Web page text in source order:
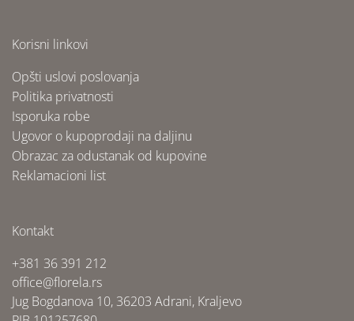
Korisni linkovi
Opšti uslovi poslovanja
Politika privatnosti
Isporuka robe
Ugovor o kupoprodaji na daljinu
Obrazac za odustanak od kupovine
Reklamacioni list
Kontakt
+381 36 391 212
office@florela.rs
Jug Bogdanova 10, 36203 Adrani, Kraljevo